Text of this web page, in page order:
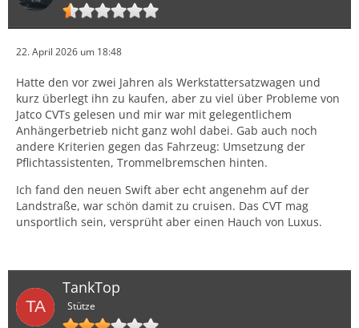
22. April 2026 um 18:48
Hatte den vor zwei Jahren als Werkstattersatzwagen und
kurz überlegt ihn zu kaufen, aber zu viel über Probleme von
Jatco CVTs gelesen und mir war mit gelegentlichem
Anhängerbetrieb nicht ganz wohl dabei. Gab auch noch
andere Kriterien gegen das Fahrzeug: Umsetzung der
Pflichtassistenten, Trommelbremschen hinten.
Ich fand den neuen Swift aber echt angenehm auf der
Landstraße, war schön damit zu cruisen. Das CVT mag
unsportlich sein, versprüht aber einen Hauch von Luxus.
TankTop
Stütze